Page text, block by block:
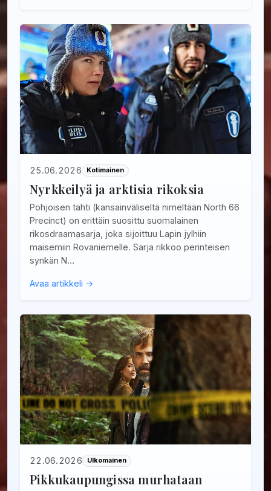
25.06.2026 Kotimainen
Nyrkkeilyä ja arktisia rikoksia
Pohjoisen tähti (kansainväliseltä nimeltään North 66
Precinct) on erittäin suosittu suomalainen
rikosdraamasarja, joka sijoittuu Lapin jylhiin
maisemiin Rovaniemelle. Sarja rikkoo perinteisen
synkän N…
Avaa artikkeli →
22.06.2026 Ulkomainen
Pikkukaupungissa murhataan